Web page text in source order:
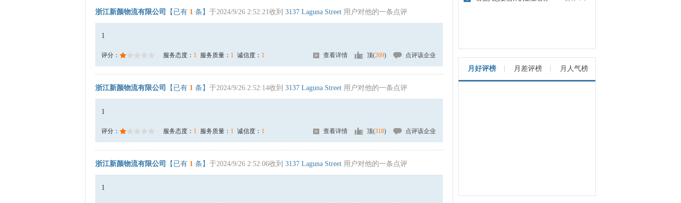
浙江新颜物流有限公司 【已有 1 条】 于2024/9/26 2:52:21收到 3137 Laguna Street 用户对他的一条点评
1
评分： 服务态度： 1 服务质量： 1 诚信度： 1 查看详情 顶(269) 点评该企业
浙江新颜物流有限公司 【已有 1 条】 于2024/9/26 2:52:14收到 3137 Laguna Street 用户对他的一条点评
1
评分： 服务态度： 1 服务质量： 1 诚信度： 1 查看详情 顶(318) 点评该企业
浙江新颜物流有限公司 【已有 1 条】 于2024/9/26 2:52:06收到 3137 Laguna Street 用户对他的一条点评
1
月好评榜 月差评榜 月人气榜